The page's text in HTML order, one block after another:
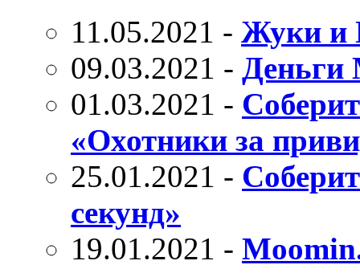
11.05.2021 - Жуки и
09.03.2021 - Деньги
01.03.2021 -
«Охотники за
25.01.2021 -
секунд»
19.01.2021 -